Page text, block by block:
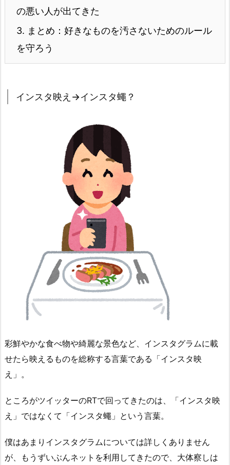
の悪い人が出てきた
3. まとめ：好きなものを汚さないためのルール
を守ろう
インスタ映え→インスタ蠅？
彩鮮やかな食べ物や綺麗な景色など、インスタグラムに載
せたら映えるものを総称する言葉である「インスタ映
え」。
ところがツイッターのRTで回ってきたのは、「インスタ映
え」ではなくて「インスタ蠅」という言葉。
僕はあまりインスタグラムについては詳しくありません
が、もうずいぶんネットを利用してきたので、大体察しは